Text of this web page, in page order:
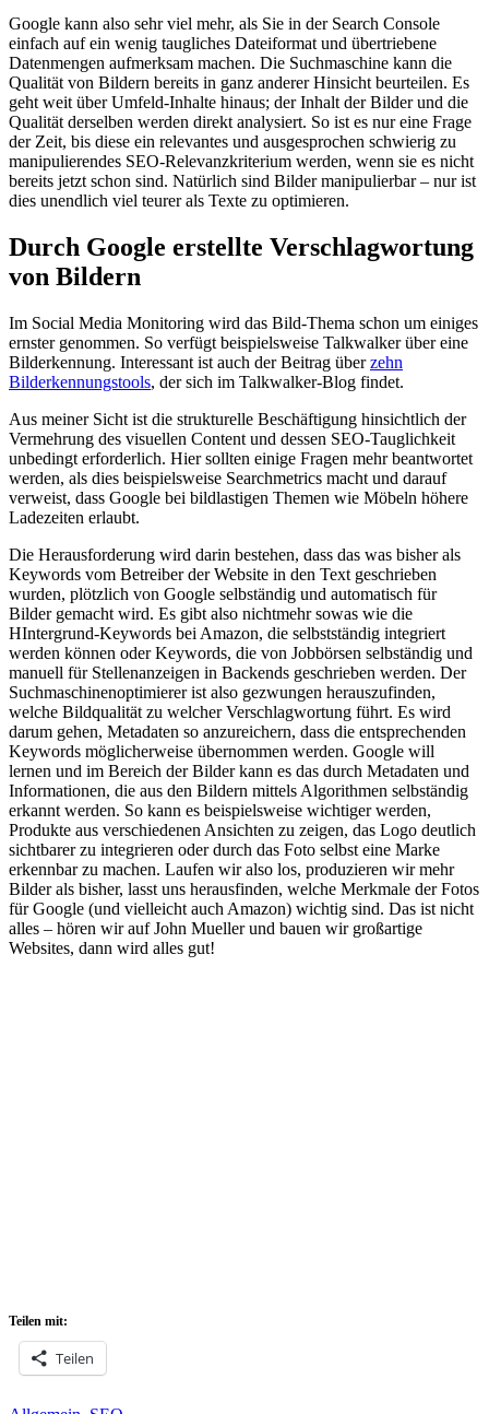
Google kann also sehr viel mehr, als Sie in der Search Console
einfach auf ein wenig taugliches Dateiformat und übertriebene
Datenmengen aufmerksam machen. Die Suchmaschine kann die
Qualität von Bildern bereits in ganz anderer Hinsicht beurteilen. Es
geht weit über Umfeld-Inhalte hinaus; der Inhalt der Bilder und die
Qualität derselben werden direkt analysiert. So ist es nur eine Frage
der Zeit, bis diese ein relevantes und ausgesprochen schwierig zu
manipulierendes SEO-Relevanzkriterium werden, wenn sie es nicht
bereits jetzt schon sind. Natürlich sind Bilder manipulierbar – nur ist
dies unendlich viel teurer als Texte zu optimieren.
Durch Google erstellte Verschlagwortung
von Bildern
Im Social Media Monitoring wird das Bild-Thema schon um einiges
ernster genommen. So verfügt beispielsweise Talkwalker über eine
Bilderkennung. Interessant ist auch der Beitrag überzehn
Bilderkennungstools, der sich im Talkwalker-Blog findet.
Aus meiner Sicht ist die strukturelle Beschäftigung hinsichtlich der
Vermehrung des visuellen Content und dessen SEO-Tauglichkeit
unbedingt erforderlich. Hier sollten einige Fragen mehr beantwortet
werden, als dies beispielsweise Searchmetrics macht und darauf
verweist, dass Google bei bildlastigen Themen wie Möbeln höhere
Ladezeiten erlaubt.
Die Herausforderung wird darin bestehen, dass das was bisher als
Keywords vom Betreiber der Website in den Text geschrieben
wurden, plötzlich von Google selbständig und automatisch für
Bilder gemacht wird. Es gibt also nichtmehr sowas wie die
HIntergrund-Keywords bei Amazon, die selbstständig integriert
werden können oder Keywords, die von Jobbörsen selbständig und
manuell für Stellenanzeigen in Backends geschrieben werden. Der
Suchmaschinenoptimierer ist also gezwungen herauszufinden,
welche Bildqualität zu welcher Verschlagwortung führt. Es wird
darum gehen, Metadaten so anzureichern, dass die entsprechenden
Keywords möglicherweise übernommen werden. Google will
lernen und im Bereich der Bilder kann es das durch Metadaten und
Informationen, die aus den Bildern mittels Algorithmen selbständig
erkannt werden. So kann es beispielsweise wichtiger werden,
Produkte aus verschiedenen Ansichten zu zeigen, das Logo deutlich
sichtbarer zu integrieren oder durch das Foto selbst eine Marke
erkennbar zu machen. Laufen wir also los, produzieren wir mehr
Bilder als bisher, lasst uns herausfinden, welche Merkmale der Fotos
für Google (und vielleicht auch Amazon) wichtig sind. Das ist nicht
alles – hören wir auf John Mueller und bauen wir großartige
Websites, dann wird alles gut!
Teilen mit:
Teilen